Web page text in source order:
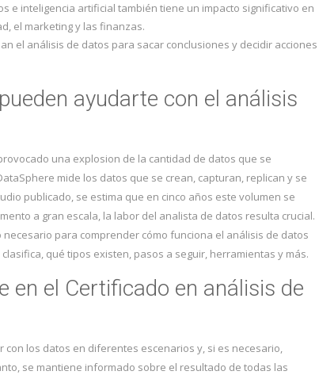
e inteligencia artificial también tiene un impacto significativo en
el marketing y las finanzas.
el análisis de datos para sacar conclusiones y decidir acciones
ayudarte con el análisis
una explosion de la cantidad de datos que se
mide los datos que se crean, capturan, replican y se
publicado, se estima que en cinco años este volumen se
a gran escala, la labor del analista de datos resulta crucial.
necesario para comprender cómo funciona el análisis de datos
qué tipos existen, pasos a seguir, herramientas y más.
en el Certificado en análisis de
los datos en diferentes escenarios y, si es necesario,
se mantiene informado sobre el resultado de todas las